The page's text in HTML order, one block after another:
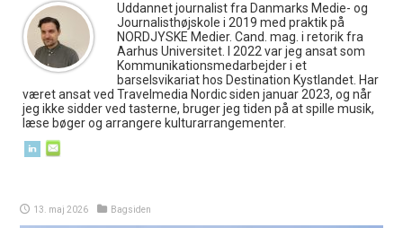
Uddannet journalist fra Danmarks Medie- og
Journalisthøjskole i 2019 med praktik på
NORDJYSKE Medier. Cand. mag. i retorik fra
Aarhus Universitet. I 2022 var jeg ansat som
Kommunikationsmedarbejder i et
barselsvikariat hos Destination Kystlandet. Har
været ansat ved Travelmedia Nordic siden januar 2023, og når
jeg ikke sidder ved tasterne, bruger jeg tiden på at spille musik,
læse bøger og arrangere kulturarrangementer.
13. maj 2026 Bagsiden